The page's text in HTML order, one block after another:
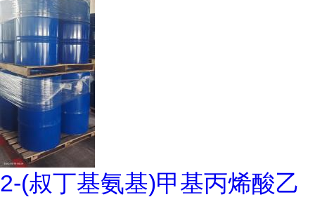
2-(叔丁基氨基)甲基丙烯酸乙